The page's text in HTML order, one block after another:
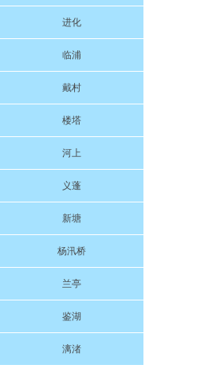
进化
临浦
戴村
楼塔
河上
义蓬
新塘
杨汛桥
兰亭
鉴湖
漓渚